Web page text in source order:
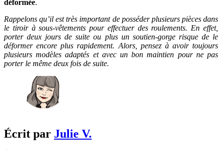
déformée.
Rappelons qu’il est très important de posséder plusieurs pièces dans
le tiroir à sous-vêtements pour effectuer des roulements. En effet,
porter deux jours de suite ou plus un soutien-gorge risque de le
déformer encore plus rapidement. Alors, pensez à avoir toujours
plusieurs modèles adaptés et avec un bon maintien pour ne pas
porter le même deux fois de suite.
Écrit par Julie V.